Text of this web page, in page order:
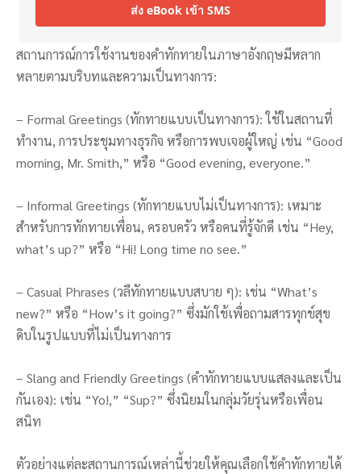
ส่ง eBook เข้า SMS
สถานการณ์การใช้งานของคำทักทายในภาษาอังกฤษมีหลาก
หลายตามบริบทและความเป็นทางการ:
– Formal Greetings (ทักทายแบบเป็นทางการ): ใช้ในสถานที่
ทำงาน, การประชุมทางธุรกิจ หรือการพบเจอผู้ใหญ่ เช่น “Good
morning, Mr. Smith,” หรือ “Good evening, everyone.”
– Informal Greetings (ทักทายแบบไม่เป็นทางการ): เหมาะ
สำหรับการทักทายเพื่อน, ครอบครัว หรือคนที่รู้จักดี เช่น “Hey,
what’s up?” หรือ “Hi! Long time no see.”
– Casual Phrases (วลีทักทายแบบสบาย ๆ): เช่น “What’s
new?” หรือ “How’s it going?” ซึ่งมักใช้เพื่อถามสารทุกข์สุข
ดิบในรูปแบบที่ไม่เป็นทางการ
– Slang and Friendly Greetings (คำทักทายแบบแสลงและเป็น
กันเอง): เช่น “Yo!,” “Sup?” ซึ่งนิยมในกลุ่มวัยรุ่นหรือเพื่อน
สนิท
ตัวอย่างแต่ละสถานการณ์เหล่านี้ช่วยให้คุณเลือกใช้คำทักทายได้